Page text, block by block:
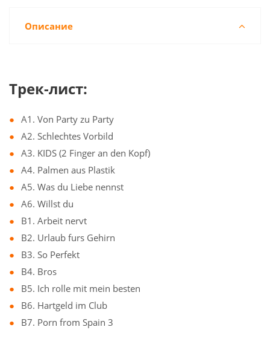
Описание
Трек-лист:
A1. Von Party zu Party
A2. Schlechtes Vorbild
A3. KIDS (2 Finger an den Kopf)
A4. Palmen aus Plastik
A5. Was du Liebe nennst
A6. Willst du
B1. Arbeit nervt
B2. Urlaub furs Gehirn
B3. So Perfekt
B4. Bros
B5. Ich rolle mit mein besten
B6. Hartgeld im Club
B7. Porn from Spain 3